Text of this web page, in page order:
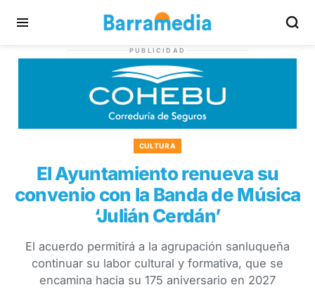
PUBLICIDAD
CULTURA
El Ayuntamiento renueva su
convenio con la Banda de Música
‘Julián Cerdán’
El acuerdo permitirá a la agrupación sanluqueña
continuar su labor cultural y formativa, que se
encamina hacia su 175 aniversario en 2027